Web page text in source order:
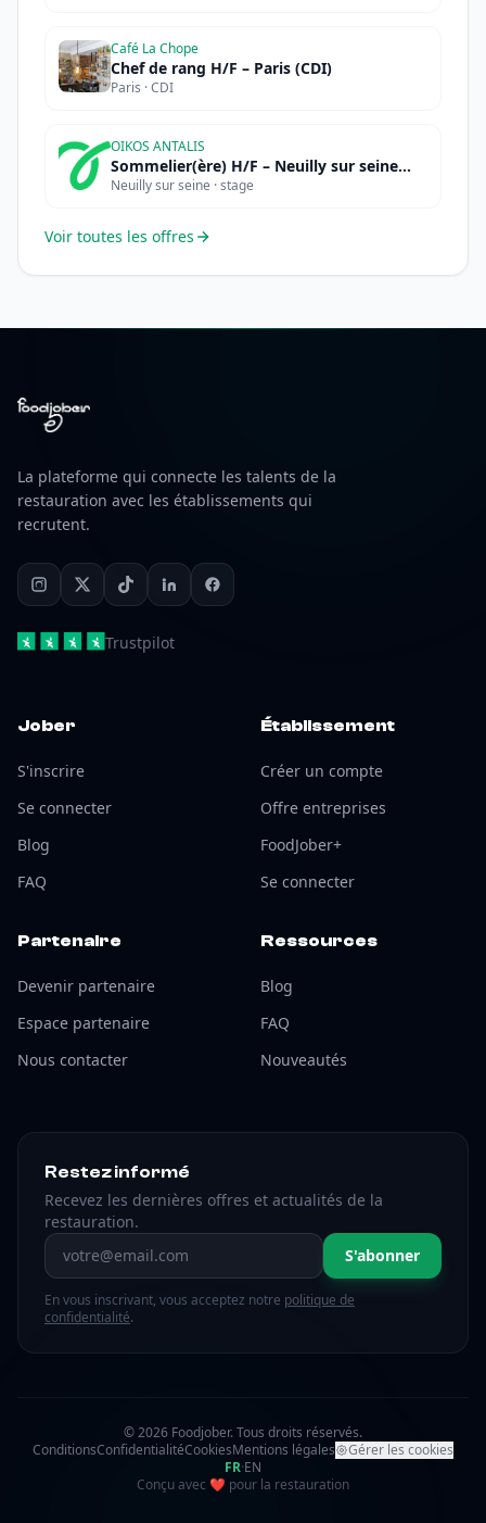
Café La Chope
Chef de rang H/F – Paris (CDI)
Paris · CDI
OIKOS ANTALIS
Sommelier(ère) H/F – Neuilly sur seine
(STAGE)
Neuilly sur seine · stage
Voir toutes les offres
La plateforme qui connecte les talents de la
restauration avec les établissements qui
recrutent.
Trustpilot
Jober
S'inscrire
Se connecter
Blog
FAQ
Établissement
Créer un compte
Offre entreprises
FoodJober+
Se connecter
Partenaire
Devenir partenaire
Espace partenaire
Nous contacter
Ressources
Blog
FAQ
Nouveautés
Restez informé
Recevez les dernières offres et actualités de la
restauration.
Adresse email S'abonner
En vous inscrivant, vous acceptez notre politique de
confidentialité.
© 2026 Foodjober. Tous droits réservés.
ConditionsConfidentialitéCookiesMentions légales
Gérer les cookies
FR·EN
Conçu avec ❤ amour
pour la restauration